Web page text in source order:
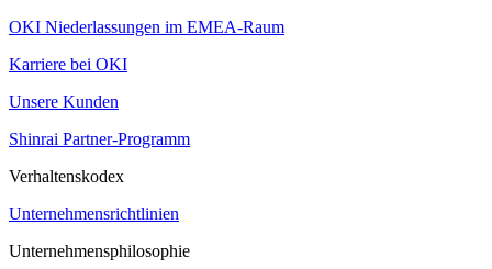
OKI Niederlassungen im EMEA-Raum
Karriere bei OKI
Unsere Kunden
Shinrai Partner-Programm
Verhaltenskodex
Unternehmensrichtlinien
Unternehmensphilosophie